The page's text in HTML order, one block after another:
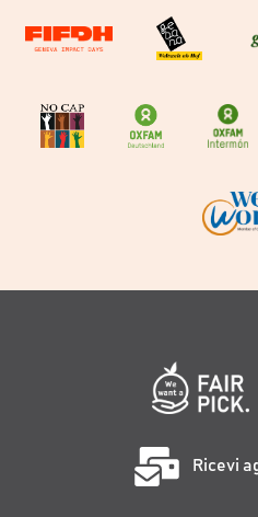
Ricevi